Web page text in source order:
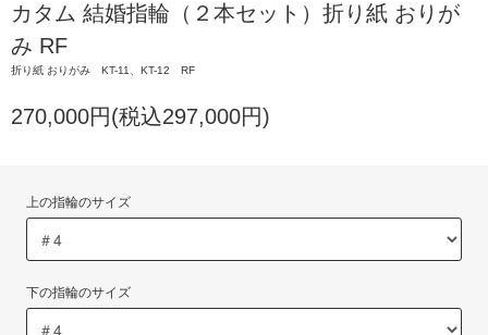
カタム 結婚指輪（２本セット）折り紙 おりが
み RF
折り紙 おりがみ KT-11、KT-12 RF
270,000円(税込297,000円)
上の指輪のサイズ
下の指輪のサイズ